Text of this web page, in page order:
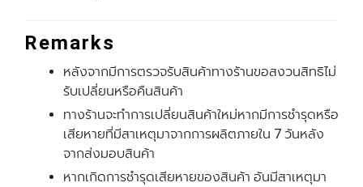
Remarks
หลังจากมีการตรวจรับสินค้าทางร้านขอสงวนสิทธิไม่
รับเปลี่ยนหรือคืนสินค้า
ทางร้านจะทําการเปลี่ยนสินค้าใหม่หากมีการชํารุดหรือ
เสียหายที่มีสาเหตุมาจากการผลิตภายใน 7 วันหลัง
จากส่งมอบสินค้า
หากเกิดการชํารุดเสียหายของสินค้า อันมีสาเหตุมา